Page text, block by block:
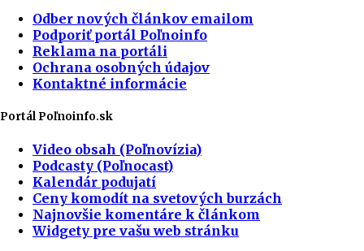
Odber nových článkov emailom
Podporiť portál Poľnoinfo
Reklama na portáli
Ochrana osobných údajov
Kontaktné informácie
Portál Poľnoinfo.sk
Video obsah (Poľnovízia)
Podcasty (Poľnocast)
Kalendár podujatí
Ceny komodít na svetových burzách
Najnovšie komentáre k článkom
Widgety pre vašu web stránku